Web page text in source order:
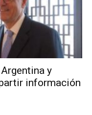
y
información